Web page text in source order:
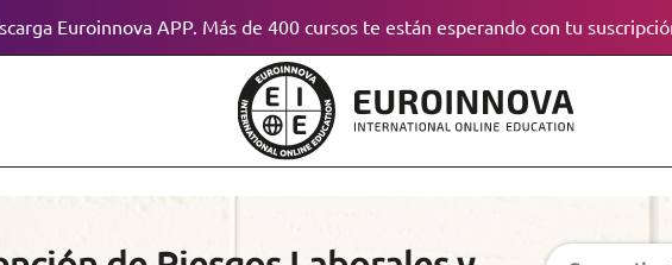
Euroinnova APP. Más de 400 cursos te están esperando con tu